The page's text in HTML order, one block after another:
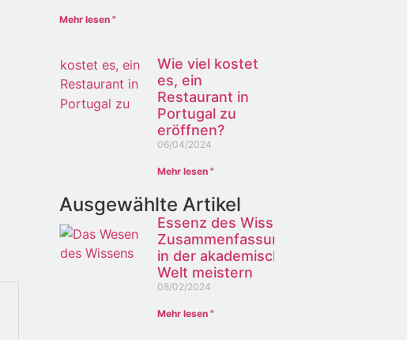
Mehr lesen "
Wie viel kostet
es, ein
Restaurant in
Portugal zu
eröffnen?
06/04/2024
Mehr lesen "
Ausgewählte Artikel
Essenz des Wissens:
Zusammenfassungen
in der akademischen
Welt meistern
08/02/2024
Mehr lesen "